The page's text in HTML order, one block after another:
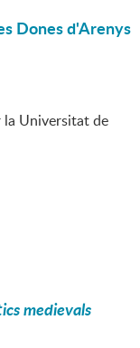
Dones d'Arenys
la Universitat de
medievals